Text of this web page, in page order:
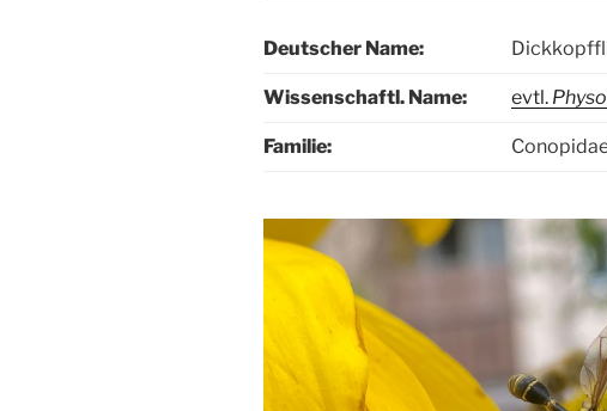
Deutscher Name:
Wissenschaftl. Name: evtl.
Familie: